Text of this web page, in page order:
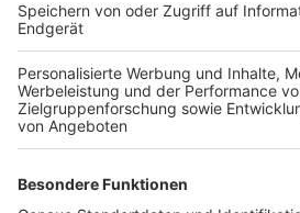
TOP-VEREINE
TOP-PARTNER